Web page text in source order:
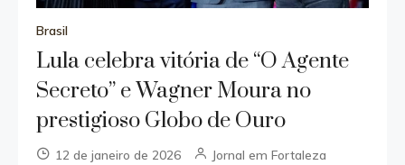
Brasil
Lula celebra vitória de “O Agente
Secreto” e Wagner Moura no
prestigioso Globo de Ouro
12 de janeiro de 2026 Jornal em Fortaleza